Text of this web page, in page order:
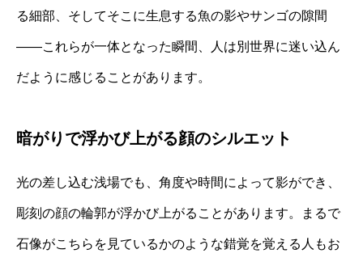
る細部、そしてそこに生息する魚の影やサンゴの隙間
――これらが一体となった瞬間、人は別世界に迷い込ん
だように感じることがあります。
暗がりで浮かび上がる顔のシルエット
光の差し込む浅場でも、角度や時間によって影ができ、
彫刻の顔の輪郭が浮かび上がることがあります。まるで
石像がこちらを見ているかのような錯覚を覚える人もお